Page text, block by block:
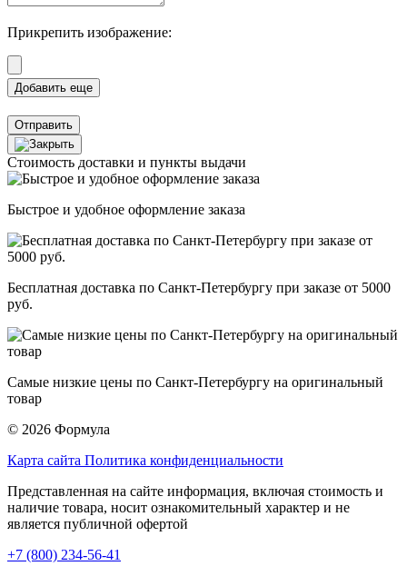
Прикрепить изображение:
Отправить
Стоимость доставки и пункты выдачи
Быстрое и удобное оформление заказа
Бесплатная доставка по Санкт-Петербургу при заказе от 5000
руб.
Самые низкие цены по Санкт-Петербургу на оригинальный
товар
© 2026 Формула
Карта сайта Политика конфиденциальности
Представленная на сайте информация, включая стоимость и
наличие товара, носит ознакомительный характер и не
является публичной офертой
+7 (800) 234-56-41